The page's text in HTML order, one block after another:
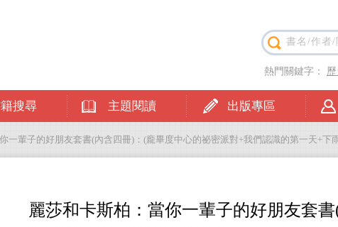
搜尋 主題閱讀 出版專區
熱門關鍵字：
一輩子的好朋友套書(內含四冊)：(龐畢度中心的祕密派對+我們認識的第一天+下
麗莎和卡斯柏：當你一輩子的好朋友套